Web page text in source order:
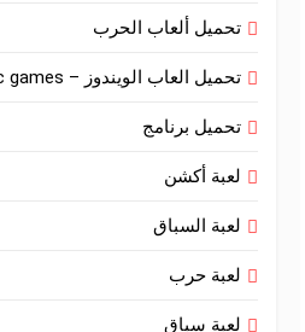
تحميل ألعاب الحرب
تحميل العاب الويندوز – download pc games
تحميل برنامج
لعبة أكشن
لعبة السباق
لعبة حرب
لعبة سباق